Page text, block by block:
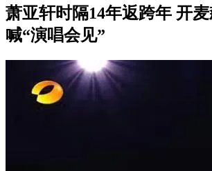
萧亚轩时隔14年返跨年 开
喊“演唱会见”